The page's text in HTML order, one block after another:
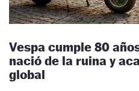
Vespa cumple 80
nació de la ruina y
global